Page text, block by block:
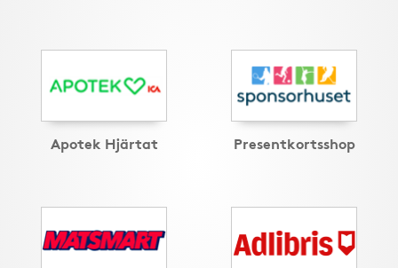
Apotek Hjärtat Presentkortsshop